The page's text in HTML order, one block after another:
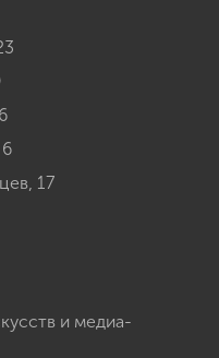
17
и медиа-